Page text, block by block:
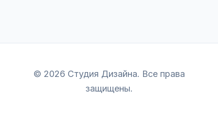
© 2026 Студия Дизайна. Все права
защищены.